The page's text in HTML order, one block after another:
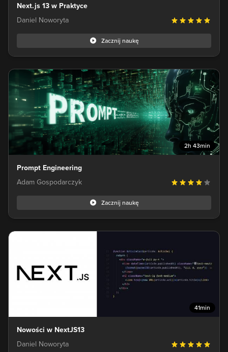
Next.js 13 w Praktyce
Daniel Noworyta
Zacznij naukę
2h 43min
Prompt Engineering
Adam Gospodarczyk
Zacznij naukę
41min
Nowości w NextJS13
Daniel Noworyta